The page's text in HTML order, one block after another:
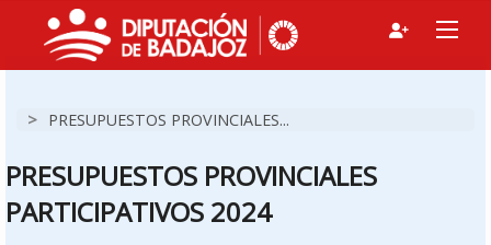
> PRESUPUESTOS PROVINCIALES...
PRESUPUESTOS PROVINCIALES
PARTICIPATIVOS 2024